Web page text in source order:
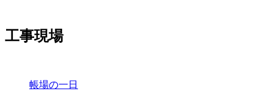
工事現場
帳場の一日